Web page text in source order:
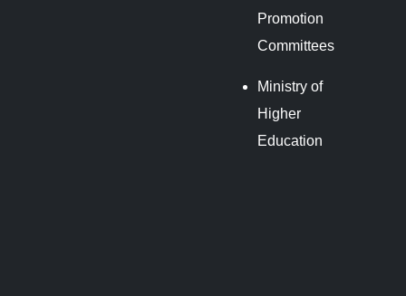
Promotion
Committees
Ministry of
Higher
Education